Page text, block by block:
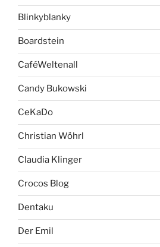
Blinkyblanky
Boardstein
CaféWeltenall
Candy Bukowski
CeKaDo
Christian Wöhrl
Claudia Klinger
Crocos Blog
Dentaku
Der Emil